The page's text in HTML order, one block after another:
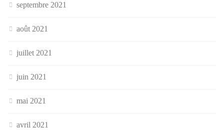
septembre 2021
août 2021
juillet 2021
juin 2021
mai 2021
avril 2021